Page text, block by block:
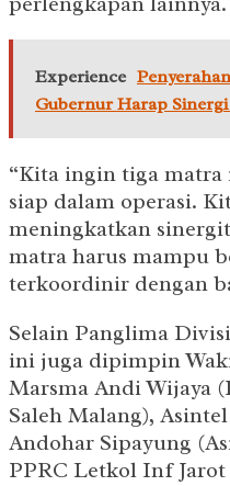
Experience
Gubernur Harap
“Kita ingin tiga
siap dalam operasi.
meningkatkan
matra harus mampu
terkoordinir dengan
Selain Panglima
ini juga dipimpin
Marsma Andi Wijaya
Saleh Malang),
Andohar Sipayung
PPRC Letkol Inf Jarot